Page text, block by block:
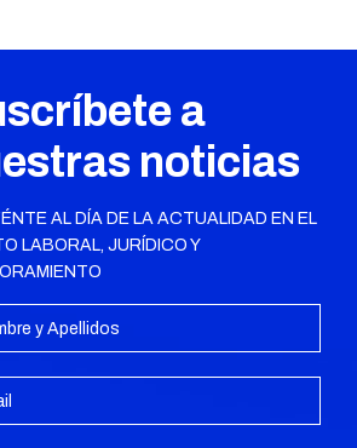
a
noticias
AL DÍA DE LA ACTUALIDAD EN EL
LABORAL, JURÍDICO Y